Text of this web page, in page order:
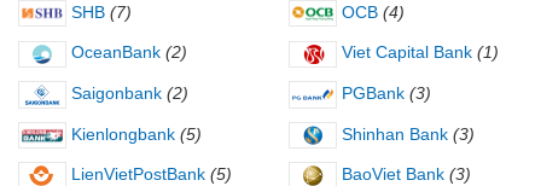
SHB (7) OCB (4)
OceanBank (2) Viet Capital Bank (1)
Saigonbank (2) PGBank (3)
Kienlongbank (5) Shinhan Bank (3)
LienVietPostBank (5) BaoViet Bank (3)